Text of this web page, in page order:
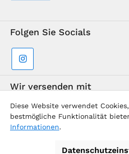
Folgen Sie Socials
Wir versenden mit
Diese Website verwendet
bestmögliche Funktionalität
Informationen.